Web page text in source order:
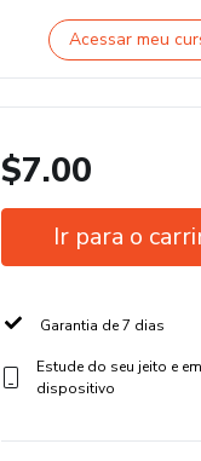
Acessar meu
$7.00
Ir para o
Garantia de 7 dias
Estude do seu jeito e
dispositivo